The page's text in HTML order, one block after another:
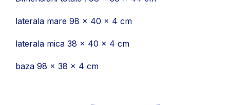
laterala mare 98 x 40 x 4 cm
laterala mica 38 x 40 x 4 cm
baza 98 x 38 x 4 cm